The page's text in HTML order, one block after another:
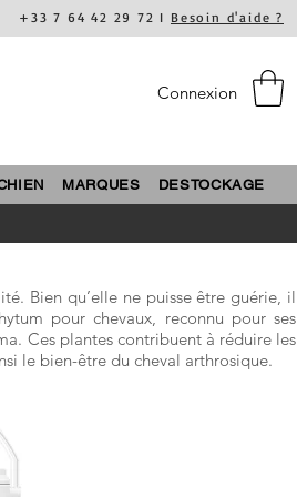
+33 7 64 42 29 72 I Besoin d'aide ?
Connexion
MARQUES DESTOCKAGE
Bien qu’elle ne puisse être guérie, il
pour chevaux, reconnu pour ses
Ces plantes contribuent à réduire les
le bien-être du cheval arthrosique.